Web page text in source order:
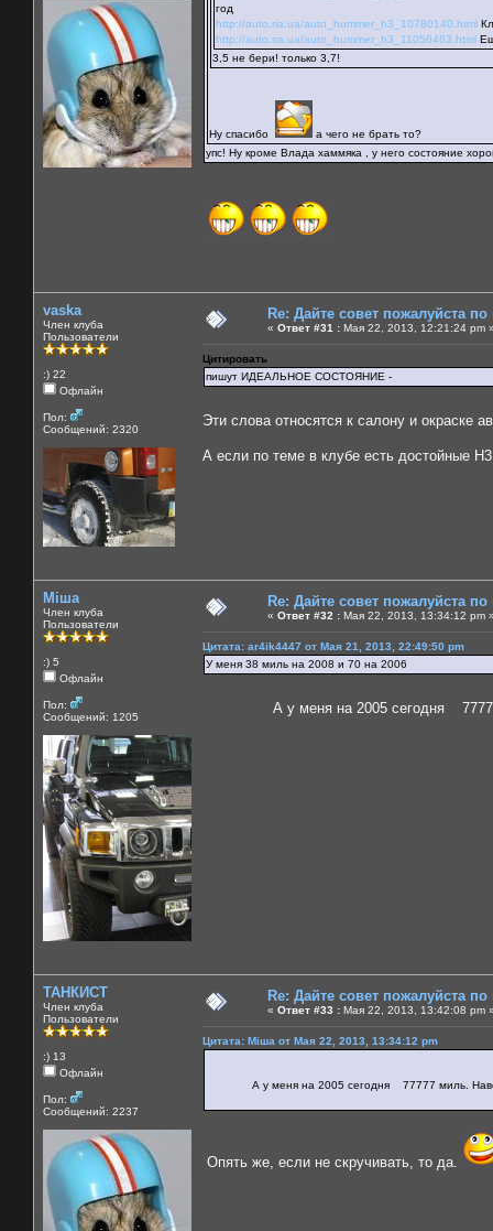
год
http://auto.ria.ua/auto_hummer_h3_10780140.html
http://auto.ria.ua/auto_hummer_h3_11056463.html
3,5 не бери! только 3,7!
Ну спасибо
а чего не брать то?
упс! Ну кроме Влада хаммяка , у него состояние
vaska
Член клуба
Пользователи
:) 22
Офлайн
Пол:
Сообщений: 2320
Re: Дайте совет пожалуйста
« Ответ #31 : Мая 22, 2013, 12:21:24 pm
Цитировать
пишут ИДЕАЛЬНОЕ СОСТОЯНИЕ -
Эти слова относятся к салону и окраске
А если по теме в клубе есть достойные
Міша
Член клуба
Пользователи
:) 5
Офлайн
Пол:
Сообщений: 1205
Re: Дайте совет пожалуйста
« Ответ #32 : Мая 22, 2013, 13:34:12 pm
Цитата: ar4ik4447 от Мая 21, 2013, 22:49:50 pm
У меня 38 миль на 2008 и 70 на 2006
А у меня на 2005 сегодня 77777
ТАНКИСТ
Член клуба
Пользователи
:) 13
Офлайн
Пол:
Сообщений: 2237
Re: Дайте совет пожалуйста
« Ответ #33 : Мая 22, 2013, 13:42:08 pm
Цитата: Міша от Мая 22, 2013, 13:34:12 pm
А у меня на 2005 сегодня 77777 миль.
Опять же, если не скручивать, то да.